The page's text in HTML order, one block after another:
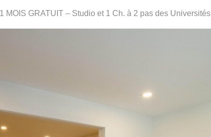
MOIS GRATUIT – Studio et 1 Ch. à 2 pas des Universités